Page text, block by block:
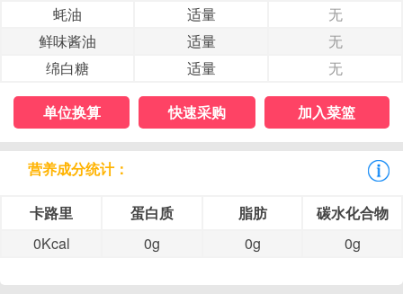
蚝油
适量
无
鲜味酱油
适量
无
绵白糖
适量 无
单位换算 快速采购 加入菜篮
营养成分统计：
卡路里 蛋白质 脂肪
碳水化合物
0Kcal
0g 0g 0g